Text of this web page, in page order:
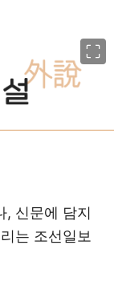
, 신문에 담지
는 조선일보